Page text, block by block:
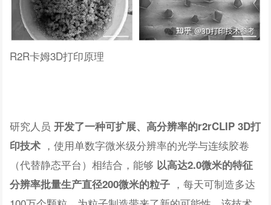
R2R卡姆3D打印原理
研究人员 开发了一种可扩展、高分辨率的r2rCLIP 3D打
印技术 ，使用单数字微米级分辨率的光学与连续胶卷
（代替静态平台）相结合，能够 以高达2.0微米的特征
分辨率批量生产直径200微米的粒子 ，每天可制造多达